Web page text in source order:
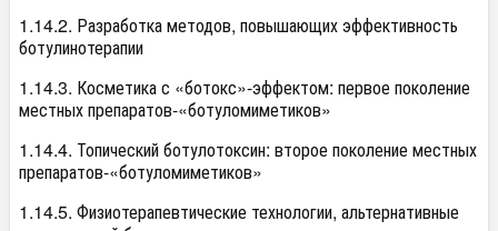
1.14.2. Разработка методов, повышающих эффективность
ботулинотерапии
1.14.3. Косметика с «ботокс»-эффектом: первое поколение
местных препаратов-«ботуломиметиков»
1.14.4. Топический ботулотоксин: второе поколение местных
препаратов-«ботуломиметиков»
1.14.5. Физиотерапевтические технологии, альтернативные